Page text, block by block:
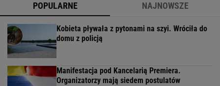
POPULARNE NAJNOWSZE
Kobieta pływała z pytonami na szyi. Wróciła do
domu z policją
Manifestacja pod Kancelarią Premiera.
Organizatorzy mają siedem postulatów